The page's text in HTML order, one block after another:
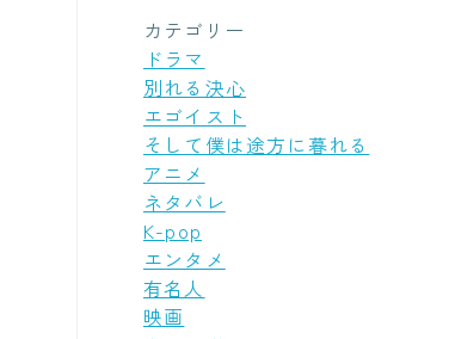
カテゴリー
ドラマ
別れる決心
エゴイスト
そして僕は途方に暮れる
アニメ
ネタバレ
K-pop
エンタメ
有名人
映画